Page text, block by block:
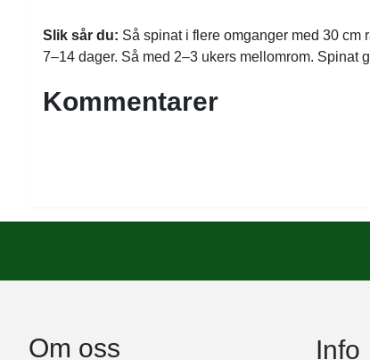
Slik sår du: Så spinat i flere omganger med 30 cm
7–14 dager. Så med 2–3 ukers mellomrom. Spinat
Kommentarer
Om oss Info